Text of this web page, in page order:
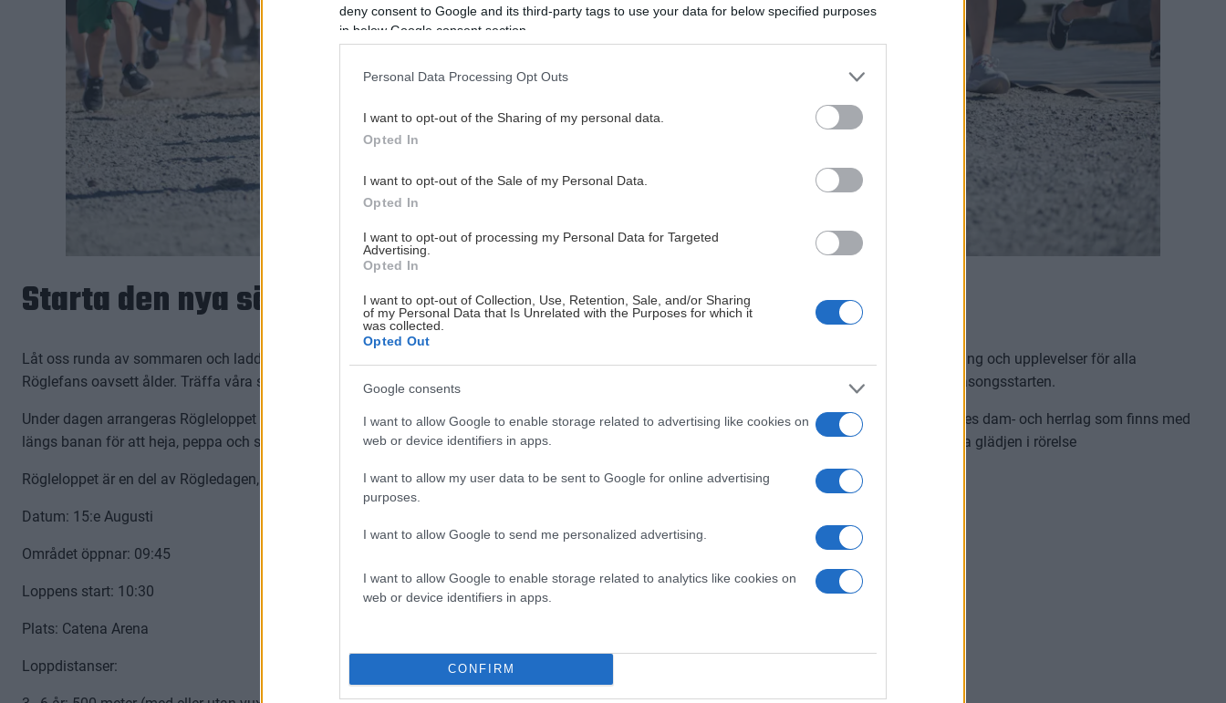
deny consent to Google and its third-party tags to use your data for below specified purposes
in below Google consent section.
Personal Data Processing Opt Outs
I want to opt-out of the Sharing of my personal data.
Opted In
I want to opt-out of the Sale of my Personal Data.
Opted In
I want to opt-out of processing my Personal Data for Targeted
Advertising.
Opted In
I want to opt-out of Collection, Use, Retention, Sale, and/or Sharing
of my Personal Data that Is Unrelated with the Purposes for which it
was collected.
Opted Out
Google consents
I want to allow Google to enable storage related to advertising like cookies on
web or device identifiers in apps.
I want to allow my user data to be sent to Google for online advertising
purposes.
I want to allow Google to send me personalized advertising.
I want to allow Google to enable storage related to analytics like cookies on
web or device identifiers in apps.
CONFIRM
Starta den nya säsongen med oss!
Låt oss runda av sommaren och ladda upp inför en ny spännande hockeysäsong på Catena Arena! Under Rögledagen väntar aktiviteter, underhållning och upplevelser för alla
Röglefans oavsett ålder. Träffa våra spelare, samla autografer och se laget på isen när vi tillsammans bygger upp den grönvita stämningen inför säsongsstarten.
Under dagen arrangeras Rögleloppet en fartfylld aktivitet för alla barn upp till 12 år! Snöra på skorna och spring tillsammans med spelare från Rögles dam- och herrlag som finns med
längs banan för att heja, peppa och sprida rörelseglädje! Hos oss handlar det inte om att komma först utan om att ha kul tillsammans och upptäcka glädjen i rörelse
Rögleloppet är en del av Rögledagen, festen för hela familjen!
Datum: 15:e Augusti
Området öppnar: 09:45
Loppens start: 10:30
Plats: Catena Arena
Loppdistanser: